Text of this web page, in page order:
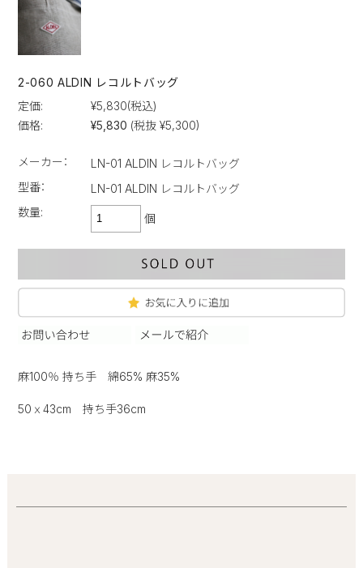
2-060 ALDIN レコルトバッグ
定価:
¥5,830(税込)
価格:
¥5,830 (税抜 ¥5,300)
メーカー：
LN-01 ALDIN レコルトバッグ
型番：
LN-01 ALDIN レコルトバッグ
数量:
個
麻100％ 持ち手 綿65% 麻35%
50ｘ43cm 持ち手36cm